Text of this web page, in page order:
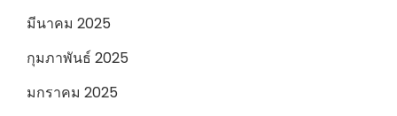
มีนาคม 2025
กุมภาพันธ์ 2025
มกราคม 2025